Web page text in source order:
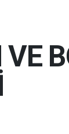
VE